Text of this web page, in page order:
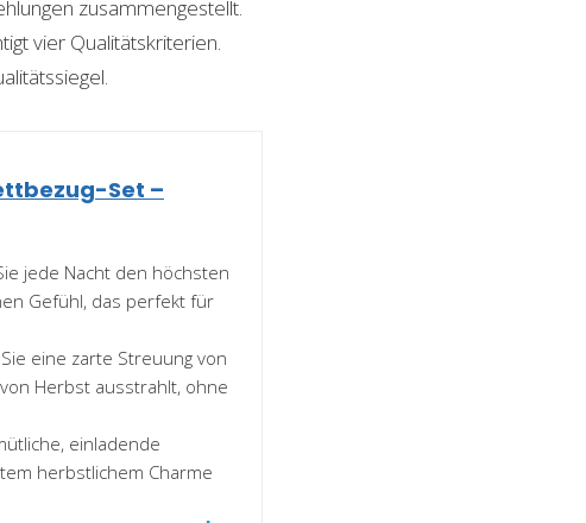
zusammengestellt.
vier Qualitätskriterien.
Set –
Sie jede Nacht den höchsten
Gefühl, das perfekt für
eine zarte Streuung von
Herbst ausstrahlt, ohne
einladende
herbstlichem Charme